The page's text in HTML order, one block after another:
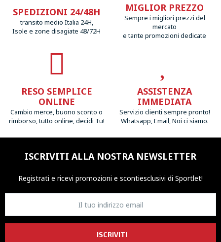
SPEDIZIONI 24/48H
transito medio Italia 24H,
Isole e zone disagiate 48/72H
MIGLIOR PREZZO
Sempre i migliori prezzi del
mercato
e tante promozioni dedicate
RESO SEMPLICE
ONLINE
Cambio merce, buono sconto o
rimborso, tutto online, decidi Tu!
ASSISTENZA
IMMEDIATA
Servizio clienti sempre pronto!
Whatsapp, Email, Noi ci siamo.
ISCRIVITI ALLA NOSTRA NEWSLETTER
Registrati e ricevi promozioni e scontiesclusivi di Sportlet!
ISCRIVITI